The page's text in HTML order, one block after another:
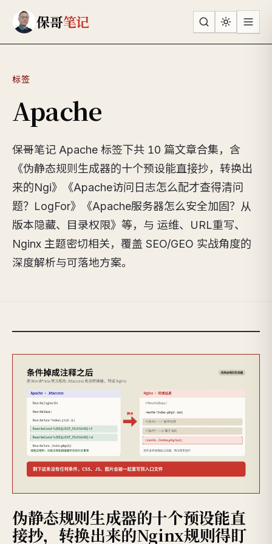
保哥笔记
标签
Apache
保哥笔记 Apache 标签下共 10 篇文章合集，含
《伪静态规则生成器的十个预设能直接抄，转换出
来的Ngi》《Apache访问日志怎么配才查得清问
题？LogFor》《Apache服务器怎么安全加固？从
版本隐藏、目录权限》等，与 运维、URL重写、
Nginx 主题密切相关，覆盖 SEO/GEO 实战角度的
深度解析与可落地方案。
伪静态规则生成器的十个预设能直
接抄，转换出来的Nginx规则得盯